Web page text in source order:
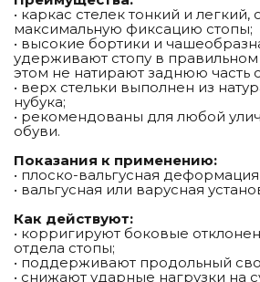
• каркас стелек тонкий и легкий,
максимальную фиксацию стопы;
• высокие бортики и
удерживают стопу в
этом не натирают заднюю часть
• верх стельки выполнен из
нубука;
• рекомендованы для любой
обуви.
Показания к применению:
• плоско-вальгусная
• вальгусная или варусная
Как действуют:
• корригируют боковые
отдела стопы;
• поддерживают продольный
• снижают ударные нагрузки на